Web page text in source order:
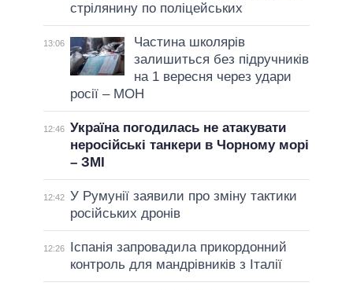
стрілянину по поліцейських
13:06
Частина школярів
залишиться без підручників
на 1 вересня через удари
росії – МОН
12:46 Україна погодилась не атакувати
неросійські танкери в Чорному морі
– ЗМІ
12:42 У Румунії заявили про зміну тактики
російських дронів
12:26
Іспанія запровадила прикордонний
контроль для мандрівників з Італії